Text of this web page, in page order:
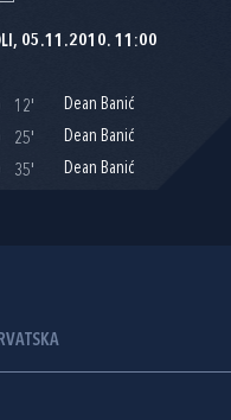
05.11.2010. 11:00
12'
Dean Banić
25'
Dean Banić
35'
Dean Banić